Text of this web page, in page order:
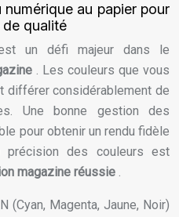
au papier pour
de qualité
un défi majeur dans le
. Les couleurs que vous
différer considérablement de
Une bonne gestion des
pour obtenir un rendu fidèle
des couleurs est
magazine réussie .
(Cyan, Magenta, Jaune, Noir)